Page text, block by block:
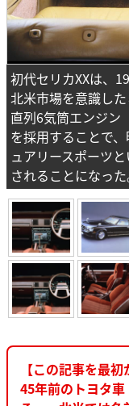
初代セリカXXは、
北米市場を意識し
直列6気筒エンジン
を採用することで
ュアリースポーツ
されることになった
【この記事を最初
45年前のトヨタ